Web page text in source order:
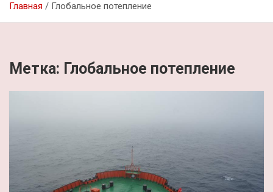
Главная Глобальное потепление
Метка: Глобальное потепление